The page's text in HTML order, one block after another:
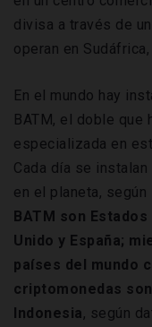
divisa a través de
operan en
En el mundo hay
BATM, el doble que
especializada en
Cada día se
en el planeta, según
BATM son
Unido y España;
países del mundo
criptomonedas
Indonesia, según